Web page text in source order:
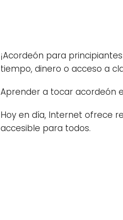
¡Acordeón para
tiempo, dinero o acceso a
Aprender a tocar acordeón
Hoy en día, Internet ofrece
accesible para todos.